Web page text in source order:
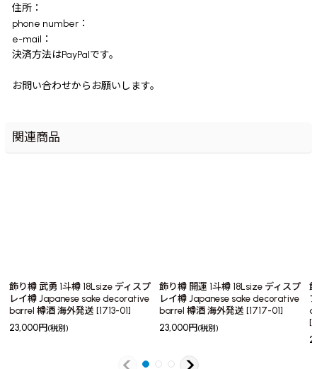
住所：
phone number：
e-mail：
決済方法はPayPalです。
お問い合わせからお願いします。
関連商品
飾り樽 武勇 1斗樽 18Lsize ディスプ
レイ樽 Japanese sake decorative
barrel 樽酒 海外発送 [1713-01]
23,000円 (税別)
飾り樽 開運 1斗樽 18Lsize ディスプ
レイ樽 Japanese sake decorative
barrel 樽酒 海外発送 [1717-01]
23,000円 (税別)
[